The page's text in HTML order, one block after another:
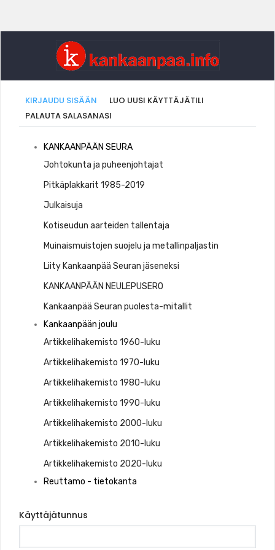
Ensisijaiset
välilehdet
KIRJAUDU SISÄÄN (AKTIIVINEN
VÄLILEHTI)
LUO UUSI KÄYTTÄJÄTILI
PALAUTA SALASANASI
Kankaaanpää
Seura
KANKAANPÄÄN SEURA
Johtokunta ja puheenjohtajat
Pitkäplakkarit 1985-2019
Julkaisuja
Kotiseudun aarteiden tallentaja
Muinaismuistojen suojelu ja metallinpaljastin
Liity Kankaanpää Seuran jäseneksi
KANKAANPÄÄN NEULEPUSERO
Kankaanpää Seuran puolesta-mitallit
Kankaanpään joulu
Artikkelihakemisto 1960-luku
Artikkelihakemisto 1970-luku
Artikkelihakemisto 1980-luku
Artikkelihakemisto 1990-luku
Artikkelihakemisto 2000-luku
Artikkelihakemisto 2010-luku
Artikkelihakemisto 2020-luku
Reuttamo - tietokanta
Käyttäjätunnus